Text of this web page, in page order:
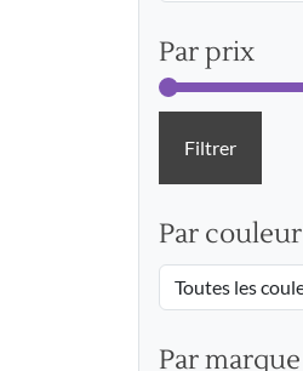
Par prix
Filtrer
Par couleur
Par marque